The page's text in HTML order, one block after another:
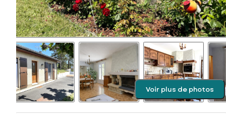
Voir plus de photos